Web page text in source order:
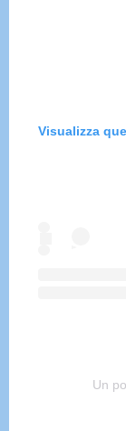
Visualizza
Un